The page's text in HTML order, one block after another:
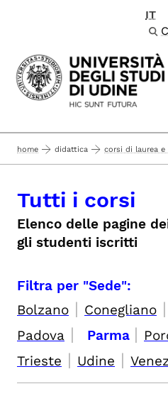
Passa al contenuto
IT
home didattica corsi di laurea e
Tutti i corsi
Elenco delle pagine
gli studenti iscritti
Filtra per "Sede":
Bolzano | Conegliano |
Padova | Parma |
Trieste | Udine |